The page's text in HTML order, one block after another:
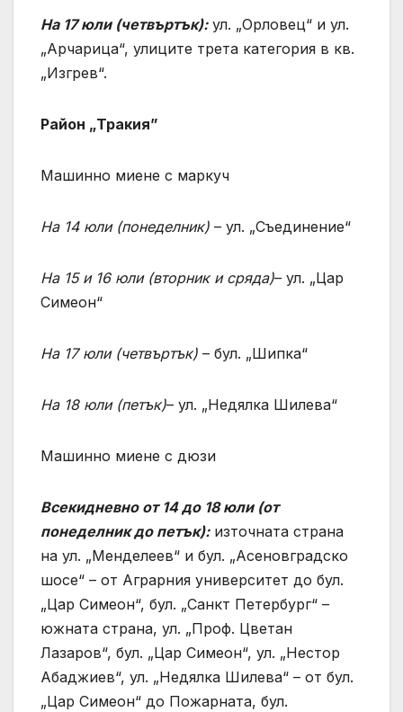
На 17 юли (четвъртък):ул. „Орловец“ и ул.
„Арчарица“, улиците трета категория в кв.
„Изгрев“.
Район „Тракия”
Машинно миене с маркуч
На 14 юли (понеделник) – ул. „Съединение“
На 15 и 16 юли (вторник и сряда)– ул. „Цар
Симеон“
На 17 юли (четвъртък) – бул. „Шипка“
На 18 юли (петък)– ул. „Недялка Шилева“
Машинно миене с дюзи
Всекидневно от 14 до 18 юли (от
понеделник до петък):източната страна
на ул. „Менделеев“ и бул. „Асеновградско
шосе“ – от Аграрния университет до бул.
„Цар Симеон“, бул. „Санкт Петербург“ –
южната страна, ул. „Проф. Цветан
Лазаров“, бул. „Цар Симеон“, ул. „Нестор
Абаджиев“, ул. „Недялка Шилева“ – от бул.
„Цар Симеон“ до Пожарната, бул.